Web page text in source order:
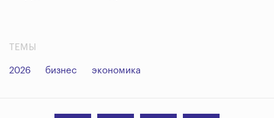
ТЕМЫ
2026 бизнес экономика